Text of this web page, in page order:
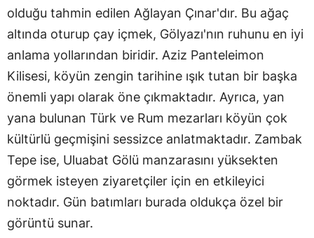
olduğu tahmin edilen Ağlayan Çınar'dır. Bu ağaç
altında oturup çay içmek, Gölyazı'nın ruhunu en iyi
anlama yollarından biridir. Aziz Panteleimon
Kilisesi, köyün zengin tarihine ışık tutan bir başka
önemli yapı olarak öne çıkmaktadır. Ayrıca, yan
yana bulunan Türk ve Rum mezarları köyün çok
kültürlü geçmişini sessizce anlatmaktadır. Zambak
Tepe ise, Uluabat Gölü manzarasını yüksekten
görmek isteyen ziyaretçiler için en etkileyici
noktadır. Gün batımları burada oldukça özel bir
görüntü sunar.